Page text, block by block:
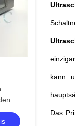
kann
Das